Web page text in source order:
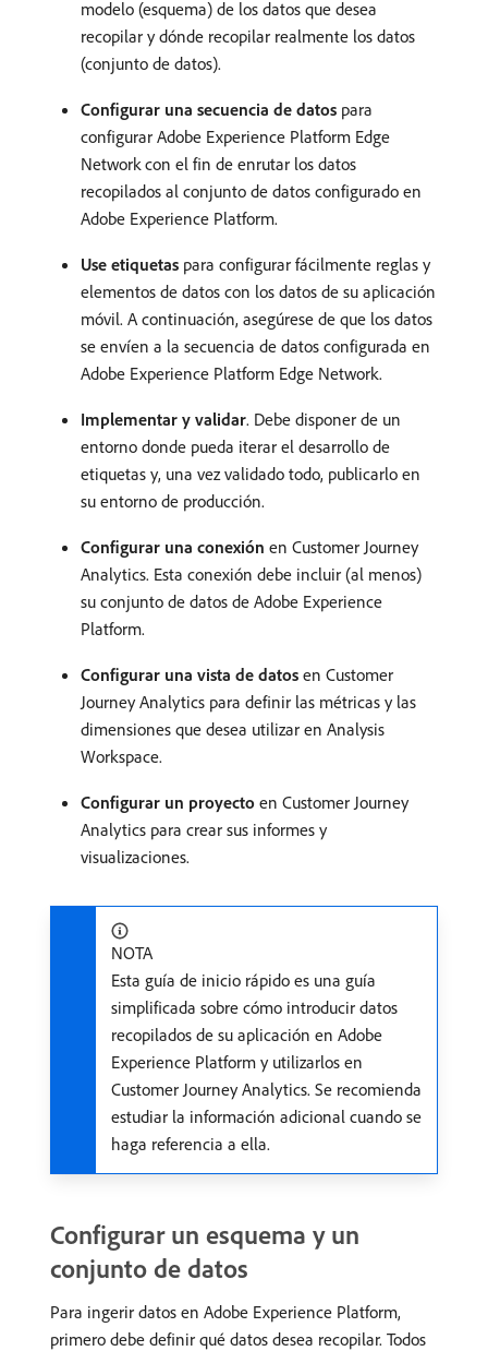
modelo (esquema) de los datos que desea
recopilar y dónde recopilar realmente los datos
(conjunto de datos).
Configurar una secuencia de datos para
configurar Adobe Experience Platform Edge
Network con el fin de enrutar los datos
recopilados al conjunto de datos configurado en
Adobe Experience Platform.
Use etiquetas para configurar fácilmente reglas y
elementos de datos con los datos de su aplicación
móvil. A continuación, asegúrese de que los datos
se envíen a la secuencia de datos configurada en
Adobe Experience Platform Edge Network.
Implementar y validar. Debe disponer de un
entorno donde pueda iterar el desarrollo de
etiquetas y, una vez validado todo, publicarlo en
su entorno de producción.
Configurar una conexión en Customer Journey
Analytics. Esta conexión debe incluir (al menos)
su conjunto de datos de Adobe Experience
Platform.
Configurar una vista de datos en Customer
Journey Analytics para definir las métricas y las
dimensiones que desea utilizar en Analysis
Workspace.
Configurar un proyecto en Customer Journey
Analytics para crear sus informes y
visualizaciones.
NOTA
Esta guía de inicio rápido es una guía
simplificada sobre cómo introducir datos
recopilados de su aplicación en Adobe
Experience Platform y utilizarlos en
Customer Journey Analytics. Se recomienda
estudiar la información adicional cuando se
haga referencia a ella.
Configurar un esquema y un
conjunto de datos
Para ingerir datos en Adobe Experience Platform,
primero debe definir qué datos desea recopilar. Todos